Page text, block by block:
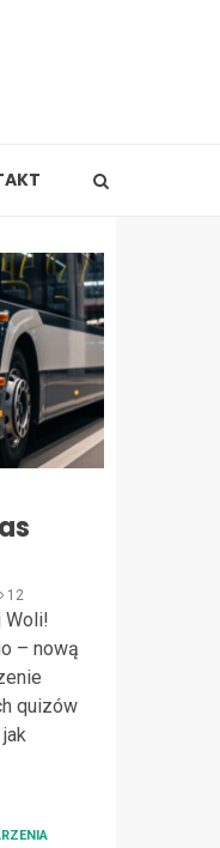
12
Woli!
– nową
quizów